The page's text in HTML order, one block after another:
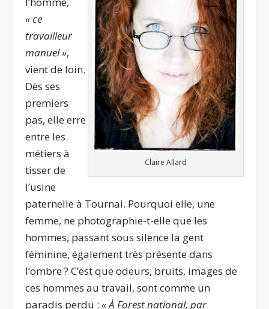
Claire Allard
« ce
travailleur
manuel »,
vient de loin.
Dès ses
premiers
pas, elle erre
entre les
métiers à
tisser de
l’usine
paternelle à Tournai. Pourquoi elle, une
femme, ne photographie-t-elle que les
hommes, passant sous silence la gent
féminine, également très présente dans
l’ombre ? C’est que odeurs, bruits, images de
ces hommes au travail, sont comme un
paradis perdu :« À Forest national, par